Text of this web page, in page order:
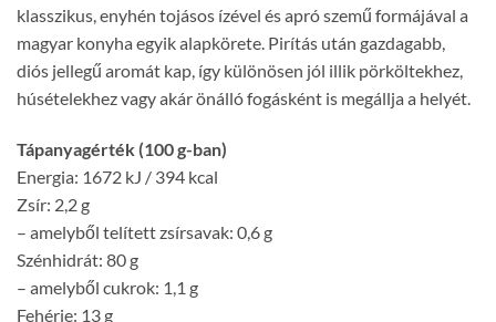
klasszikus, enyhén tojásos ízével és apró szemű formájával a
magyar konyha egyik alapkörete. Pirítás után gazdagabb,
diós jellegű aromát kap, így különösen jól illik pörköltekhez,
húsételekhez vagy akár önálló fogásként is megállja a helyét.
Tápanyagérték (100 g-ban)
Energia: 1672 kJ / 394 kcal
Zsír: 2,2 g
– amelyből telített zsírsavak: 0,6 g
Szénhidrát: 80 g
– amelyből cukrok: 1,1 g
Fehérje: 13 g